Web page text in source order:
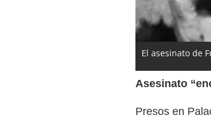
El asesinato de
Asesinato
Presos en